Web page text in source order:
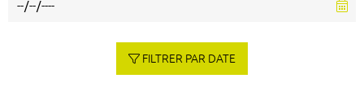
FILTRER PAR DATE